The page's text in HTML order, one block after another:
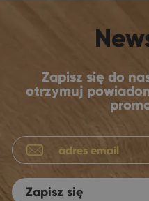
Zapisz się do
otrzymuj
Zapisz się